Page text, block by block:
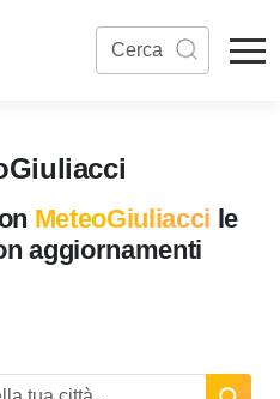
MeteoGiuliacci le
aggiornamenti